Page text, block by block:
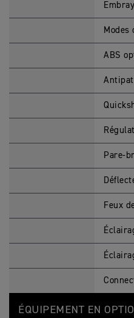
Modes
ABS
Pare-
Feux
ÉQUIPEMENT EN